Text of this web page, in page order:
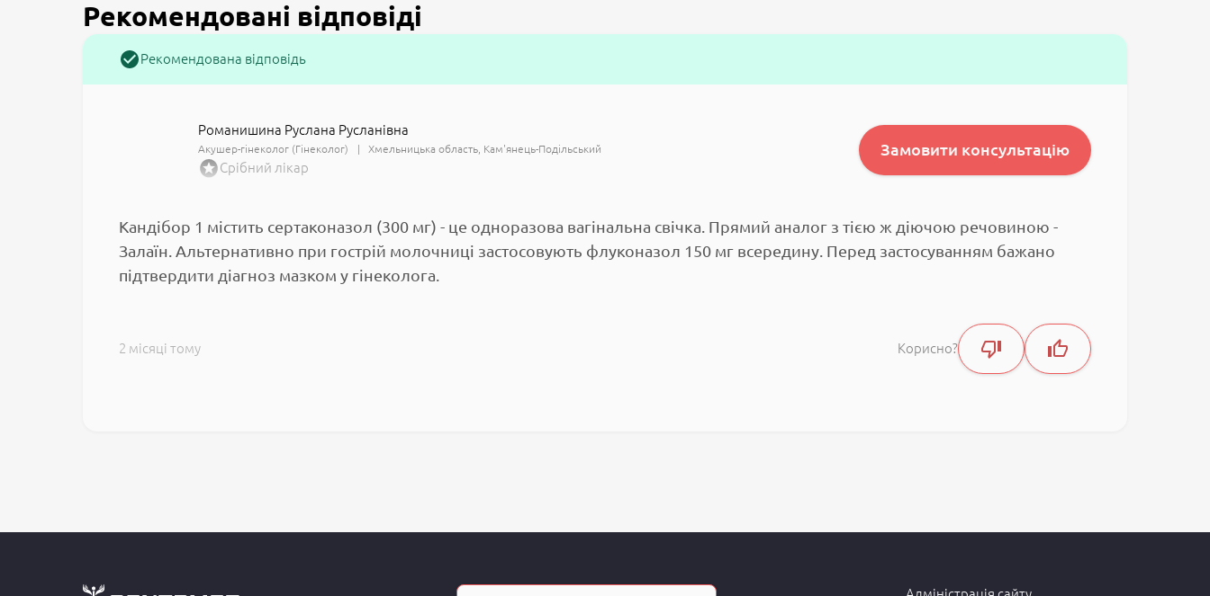
Рекомендовані відповіді
Рекомендована відповідь
Романишина Руслана Русланівна
Акушер-гінеколог (Гінеколог) Хмельницька область Кам'янець-Подільський
Срібний лікар
Замовити консультацію
Кандібор 1 містить сертаконазол (300 мг) - це одноразова вагінальна свічка. Прямий аналог з тією ж діючою речовиною -
Залаїн. Альтернативно при гострій молочниці застосовують флуконазол 150 мг всередину. Перед застосуванням бажано
підтвердити діагноз мазком у гінеколога.
2 місяці тому Корисно?